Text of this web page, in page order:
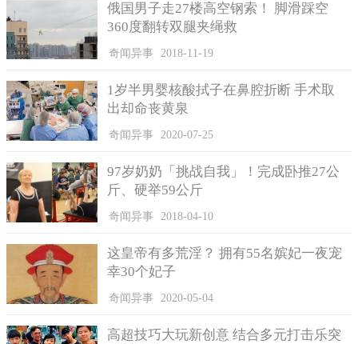
俄国男子走27楼高空钢索！ 脚滑踩空
360度翻转双腿夹绳救
奇闻异事 2018-11-19
1岁半男婴核酸拭子在鼻腔折断 手术取
出却命丧黄泉
奇闻异事 2020-07-25
97岁奶奶「挑战自我」！完成卧推27公
斤、硬举59公斤
奇闻异事 2018-04-10
这皇帝有多荒淫？ 拥有55名嫔妃一夜宠
幸30个妃子
奇闻异事 2020-05-04
高超技巧大玩新创意 结合多元打击乐突